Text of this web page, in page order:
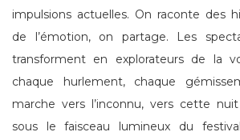
impulsions actuelles. On raconte des
de l’émotion, on partage. Les
transforment en explorateurs de la
chaque hurlement, chaque
marche vers l’inconnu, vers cette
sous le faisceau lumineux du